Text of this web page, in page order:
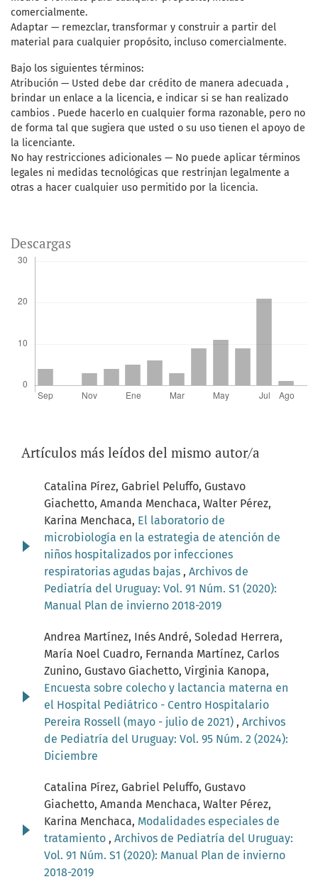
comercialmente.
Adaptar — remezclar, transformar y construir a partir del
material para cualquier propósito, incluso comercialmente.
Bajo los siguientes términos:
Atribución — Usted debe dar crédito de manera adecuada ,
brindar un enlace a la licencia, e indicar si se han realizado
cambios . Puede hacerlo en cualquier forma razonable, pero no
de forma tal que sugiera que usted o su uso tienen el apoyo de
la licenciante.
No hay restricciones adicionales — No puede aplicar términos
legales ni medidas tecnológicas que restrinjan legalmente a
otras a hacer cualquier uso permitido por la licencia.
Descargas
Artículos más leídos del mismo autor/a
Catalina Pírez, Gabriel Peluffo, Gustavo
Giachetto, Amanda Menchaca, Walter Pérez,
Karina Menchaca, El laboratorio de
microbiología en la estrategia de atención de
niños hospitalizados por infecciones
respiratorias agudas bajas , Archivos de
Pediatría del Uruguay: Vol. 91 Núm. S1 (2020):
Manual Plan de invierno 2018-2019
Andrea Martínez, Inés André, Soledad Herrera,
María Noel Cuadro, Fernanda Martínez, Carlos
Zunino, Gustavo Giachetto, Virginia Kanopa,
Encuesta sobre colecho y lactancia materna en
el Hospital Pediátrico - Centro Hospitalario
Pereira Rossell (mayo - julio de 2021) , Archivos
de Pediatría del Uruguay: Vol. 95 Núm. 2 (2024):
Diciembre
Catalina Pírez, Gabriel Peluffo, Gustavo
Giachetto, Amanda Menchaca, Walter Pérez,
Karina Menchaca, Modalidades especiales de
tratamiento , Archivos de Pediatría del Uruguay:
Vol. 91 Núm. S1 (2020): Manual Plan de invierno
2018-2019